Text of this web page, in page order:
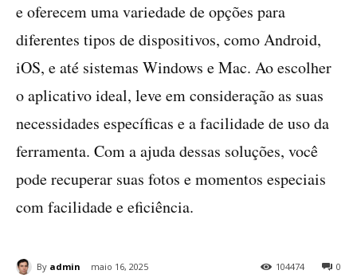
e oferecem uma variedade de opções para
diferentes tipos de dispositivos, como Android,
iOS, e até sistemas Windows e Mac. Ao escolher
o aplicativo ideal, leve em consideração as suas
necessidades específicas e a facilidade de uso da
ferramenta. Com a ajuda dessas soluções, você
pode recuperar suas fotos e momentos especiais
com facilidade e eficiência.
0
104474
By admin maio 16, 2025